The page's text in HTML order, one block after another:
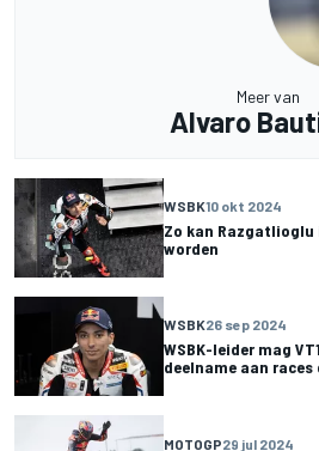
Meer van
Alvaro
WSBK10 okt 2024
Zo kan Razgatlioglu
worden
WSBK26 sep 2024
WSBK-leider mag
deelname aan races
MOTOGP29 jul 2024